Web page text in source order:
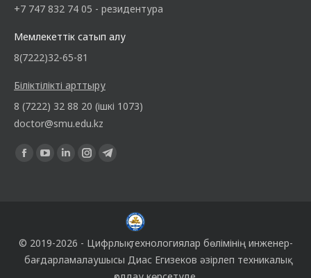
+7 747 832 74 05 - резидентура
Мемлекеттік сатып алу
8(7222)32-65-81
Біліктілікті арттыру
8 (7222) 32 88 20 (ішкі 1073)
doctor@smu.edu.kz
Find us on:
© 2019-2026 - Цифрлық технологиялар бөлімініңинженер-
бағдарламалаушысы Диас Егизеков әзірлеп техникалық